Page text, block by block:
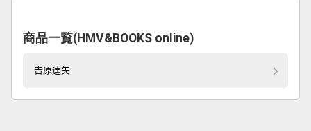
商品一覧(HMV&BOOKS online)
𠮷原達矢